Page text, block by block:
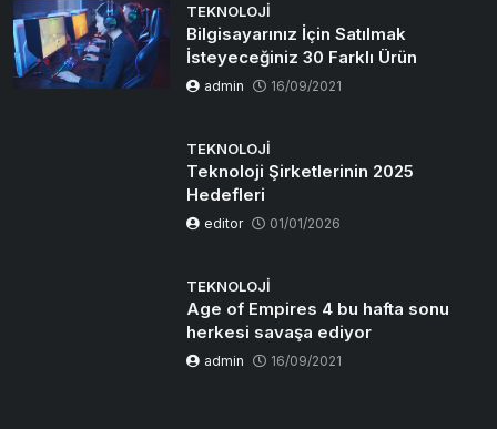
TEKNOLOJI
Bilgisayarınız İçin Satılmak
İsteyeceğiniz 30 Farklı Ürün
admin 16/09/2021
TEKNOLOJI
Teknoloji Şirketlerinin 2025
Hedefleri
editor 01/01/2026
TEKNOLOJI
Age of Empires 4 bu hafta sonu
herkesi savaşa ediyor
admin 16/09/2021